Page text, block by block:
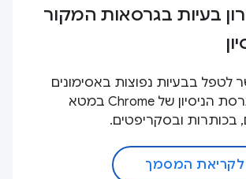
בעיות בגרסאות המקור
לטפל בבעיות נפוצות באסימונים
של גרסת הניסיון של Chrome במטא
בכותרות ובסקריפטים.
לקריאת המסמך